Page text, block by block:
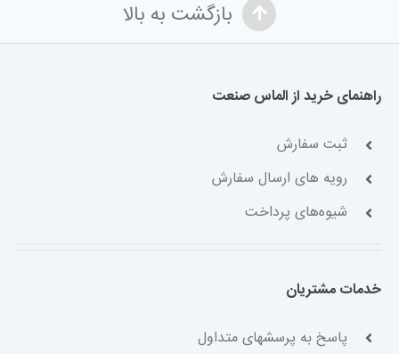
شیوه‌های پرداخت
خدمات مشتریان
پاسخ به پرسشهای متداول
شرایط استفاده